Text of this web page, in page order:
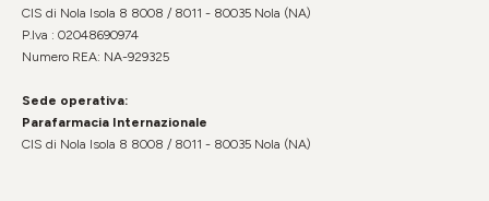
CIS di Nola Isola 8 8008 / 8011 - 80035 Nola (NA)
P.Iva : 02048690974
Numero REA: NA-929325
Sede operativa:
Parafarmacia Internazionale
CIS di Nola Isola 8 8008 / 8011 - 80035 Nola (NA)